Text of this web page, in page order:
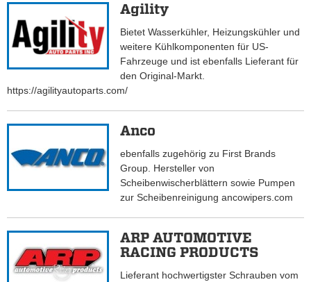
Agility
Bietet Wasserkühler, Heizungskühler und
weitere Kühlkomponenten für US-
Fahrzeuge und ist ebenfalls Lieferant für
den Original-Markt.
https://agilityautoparts.com/
Anco
ebenfalls zugehörig zu First Brands
Group. Hersteller von
Scheibenwischerblättern sowie Pumpen
zur Scheibenreinigung ancowipers.com
ARP AUTOMOTIVE
RACING PRODUCTS
Lieferant hochwertigster Schrauben vom